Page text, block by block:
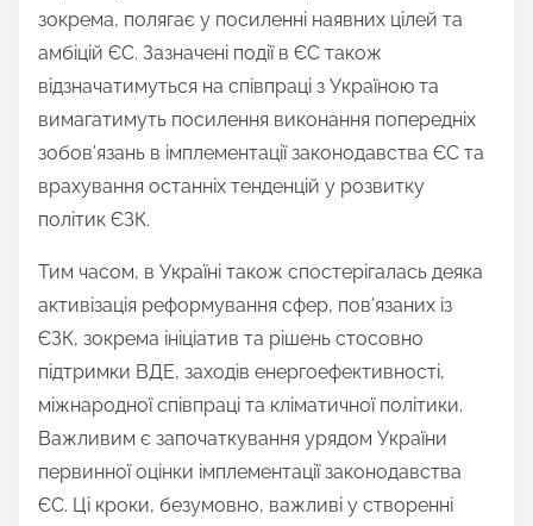
зокрема, полягає у посиленні наявних цілей та
амбіцій ЄС. Зазначені події в ЄС також
відзначатимуться на співпраці з Україною та
вимагатимуть посилення виконання попередніх
зобов’язань в імплементації законодавства ЄС та
врахування останніх тенденцій у розвитку
політик ЄЗК.
Тим часом, в Україні також спостерігалась деяка
активізація реформування сфер, пов’язаних із
ЄЗК, зокрема ініціатив та рішень стосовно
підтримки ВДЕ, заходів енергоефективності,
міжнародної співпраці та кліматичної політики.
Важливим є започаткування урядом України
первинної оцінки імплементації законодавства
ЄС. Ці кроки, безумовно, важливі у створенні